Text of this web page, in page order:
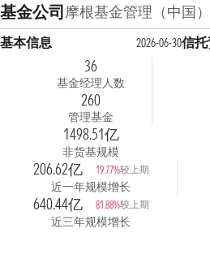
基金公司摩根基金管理（中国
基本信息 2026-06-30
36
基金经理人数
260
管理基金
1498.51亿
非货基规模
206.62亿 19.77%较上期
近一年规模增长
640.44亿 81.88%较上期
近三年规模增长
信